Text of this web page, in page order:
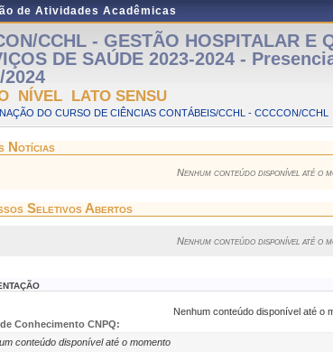
de Atividades Acadêmicas
CCHL - GESTÃO HOSPITALAR E
DE SAÚDE 2023-2024 -
2024
NÍVEL LATO SENSU
DO CURSO DE CIÊNCIAS CONTÁBEIS/CCHL - CCCCON/CCHL
Notícias
Nenhum conteúdo disponível até o
Seletivos Abertos
Nenhum conteúdo disponível até o
Nenhum conteúdo disponível até o
Conhecimento CNPQ:
conteúdo disponível até o momento